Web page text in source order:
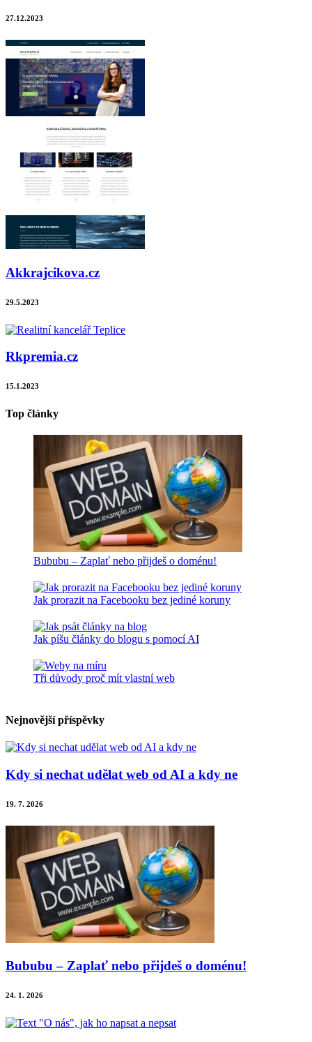
27.12.2023
Akkrajcikova.cz
29.5.2023
Rkpremia.cz
15.1.2023
Top články
Bububu – Zaplať nebo přijdeš o doménu!
Jak prorazit na Facebooku bez jediné koruny
Jak píšu články do blogu s pomocí AI
Tři důvody proč mít vlastní web
Nejnovější příspěvky
Kdy si nechat udělat web od AI a kdy ne
19. 7. 2026
Bububu – Zaplať nebo přijdeš o doménu!
24. 1. 2026